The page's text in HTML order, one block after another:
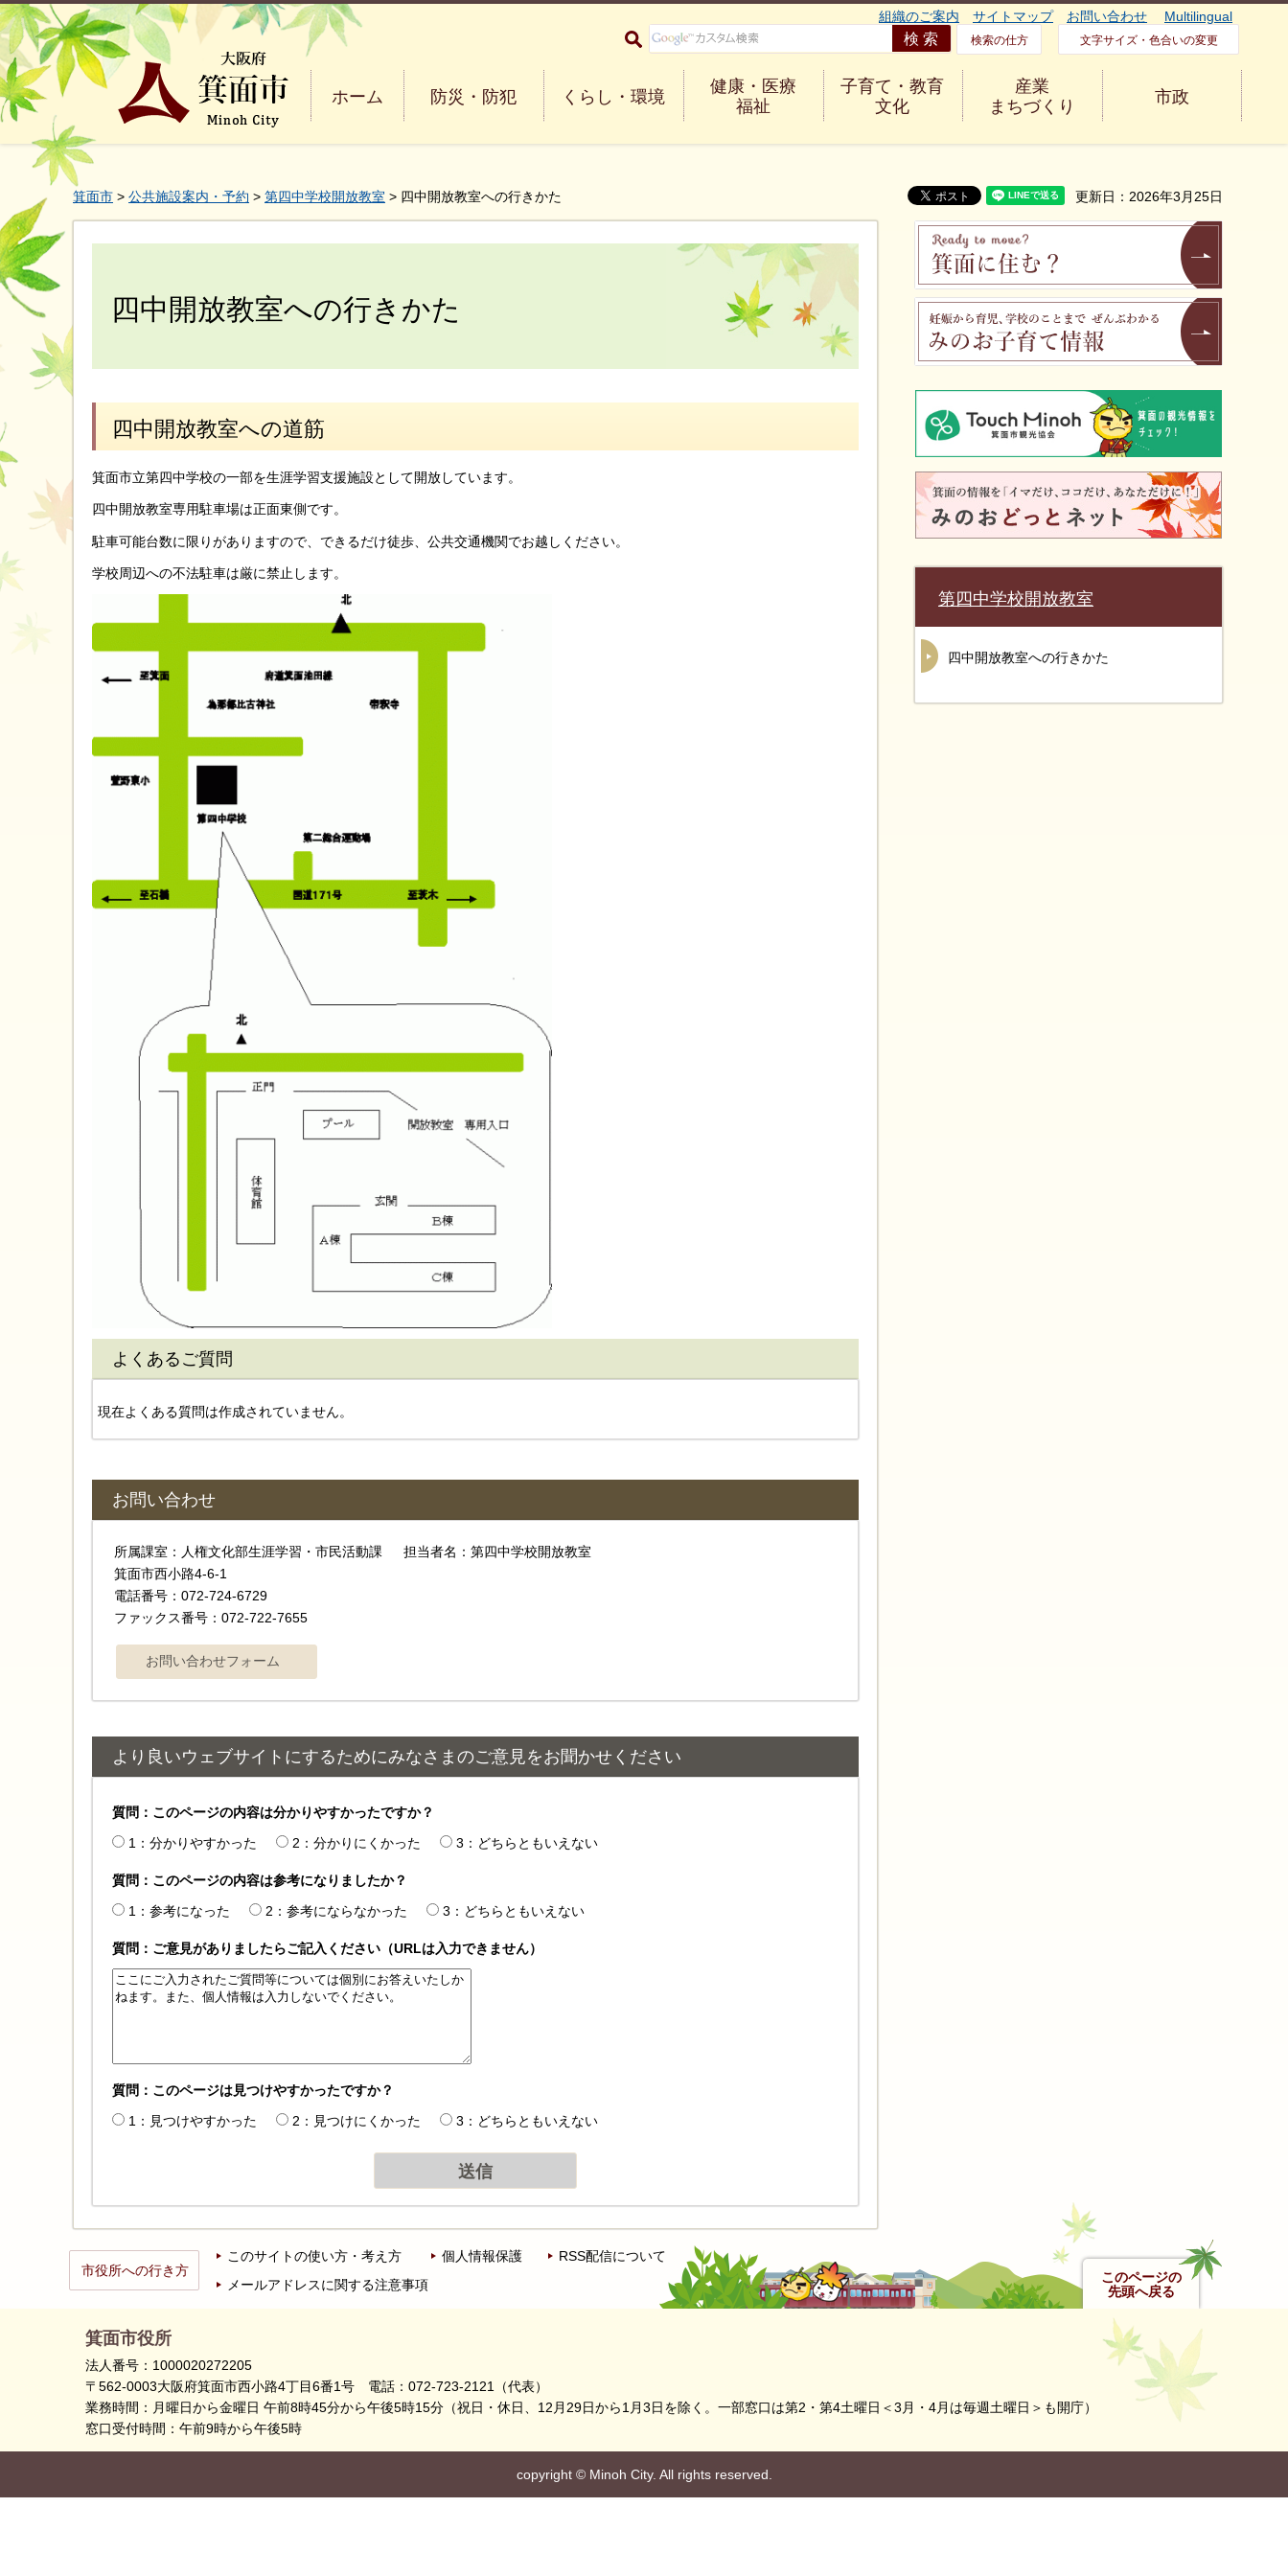
大阪府箕面市 Minoh City
組織のご案内 サイトマップ お問い合わせ Multilingual
検索の仕方 文字サイズ・色合いの変更
ホーム 防災・防犯 くらし・環境
健康・医療
福祉
子育て・教育
文化
産業
まちづくり
市政
箕面市 > 公共施設案内・予約 > 第四中学校開放教室 > 四中開放教室への行きかた 更新日：2026年3月25日
四中開放教室への行きかた
四中開放教室への道筋
箕面市立第四中学校の一部を生涯学習支援施設として開放しています。
四中開放教室専用駐車場は正面東側です。
駐車可能台数に限りがありますので、できるだけ徒歩、公共交通機関でお越しください。
学校周辺への不法駐車は厳に禁止します。
よくあるご質問
現在よくある質問は作成されていません。
お問い合わせ
所属課室：人権文化部生涯学習・市民活動課 担当者名：第四中学校開放教室
箕面市西小路4‐6‐1
電話番号：072-724-6729
ファックス番号：072-722-7655
より良いウェブサイトにするためにみなさまのご意見をお聞かせください
質問：このページの内容は分かりやすかったですか？
1：分かりやすかった
2：分かりにくかった 3：どちらともいえない
質問：このページの内容は参考になりましたか？
1：参考になった
2：参考にならなかった 3：どちらともいえない
質問：ご意見がありましたらご記入ください（URLは入力できません）
質問：このページは見つけやすかったですか？
1：見つけやすかった
2：見つけにくかった 3：どちらともいえない
第四中学校開放教室
四中開放教室への行きかた
このページの
先頭へ戻る
市役所への行き方
このサイトの使い方・考え方 個人情報保護
RSS配信について
メールアドレスに関する注意事項
箕面市役所
法人番号：1000020272205
〒562-0003大阪府箕面市西小路4丁目6番1号 電話：072-723-2121（代表）
業務時間：月曜日から金曜日 午前8時45分から午後5時15分 （祝日・休日、12月29日から1月3日を除く。 一部窓口は第2・第4土曜日＜3月・4月は毎週土曜日＞も開庁）
窓口受付時間：午前9時から午後5時
copyright ©Minoh City. All rights reserved.